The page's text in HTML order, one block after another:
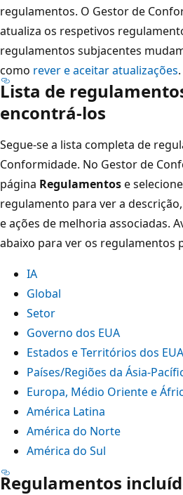
regulamentos. O Gestor de
atualiza os respetivos
regulamentos subjacentes
como rever e aceitar atualizações.
Lista de
encontrá-los
Segue-se a lista completa de
Conformidade. No Gestor de
página Regulamentose
regulamento para ver a
e ações de melhoria associadas.
abaixo para ver os regulamentos
IA
Global
Setor
Governo dos EUA
Estados e Territórios dos EUA
Países/Regiões da Ásia-
Europa, Médio Oriente e
América Latina
América do Norte
América do Sul
Regulamentos